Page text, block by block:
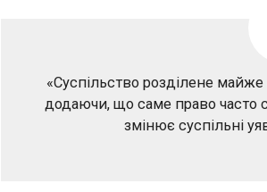
«Суспільство розділене
додаючи, що саме право часто
змінює суспільні